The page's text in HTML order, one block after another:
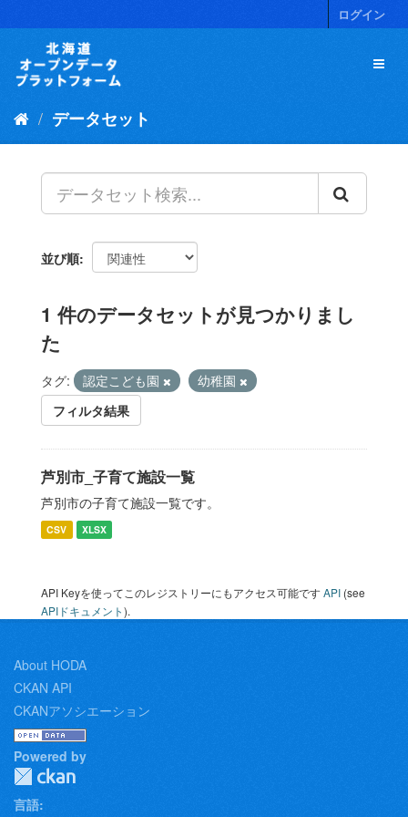
キ
ログイン
データセット
並び順
1 件のデータセットが見つかりまし
た
タグ: 認定こども園
幼稚園
フィルタ結果
芦別市_子育て施設一覧
芦別市の子育て施設一覧です。
CSV XLSX
API Keyを使ってこのレジストリーにもアクセス可能ですAPI (see
APIドキュメント).
About HODA
CKAN API
CKANアソシエーション
Powered by
言語